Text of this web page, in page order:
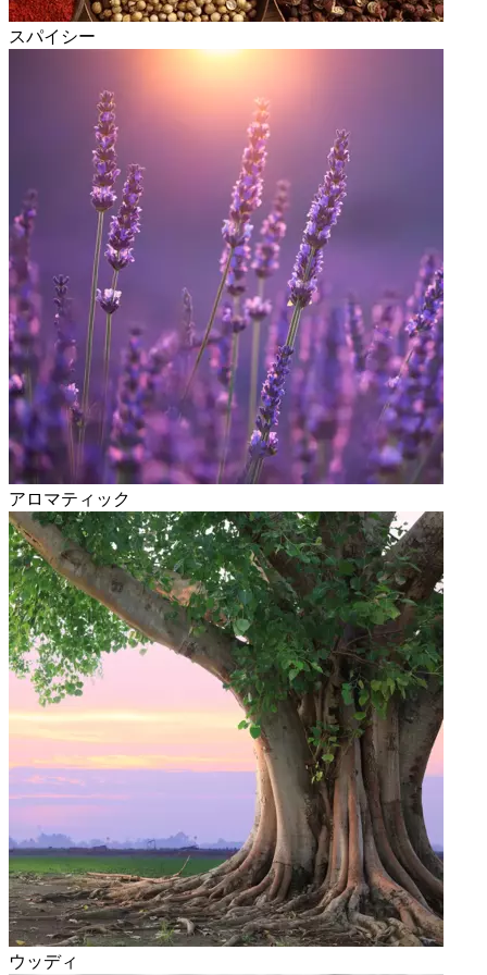
スパイシー
アロマティック
ウッディ